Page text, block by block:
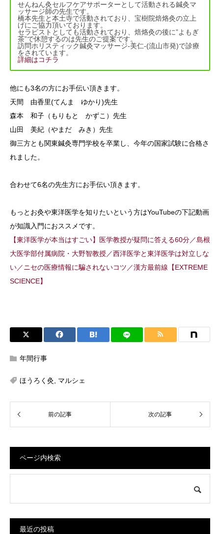
せんねん灸セルフケアサポーターとして活動される鍼灸マ
ッサージ師の先生です。
橋本先生と本土寺で活動されており、宝樹院焙烙灸の立上
げにご協力頂いております。
セラピストとしても活動されており、焙烙灸の後に”よもぎ
茶”で休憩するのは先生のご提案です。
訪問ホリスティック鍼灸マッサージ-美仁-(流山市発)で診療
をされています。
詳細はコチラ
他にも3名の方にお手伝い頂きます。
天間 由香里(てんま ゆかり)先生
森本 和子（もりもと かずこ）先生
山田 美紀（やまだ みき）先生
御三方とも関東鍼灸専門学校を卒業し、今年の国家試験に合格さ
れました。
合わせて6名の先生方にお手伝い頂きます。
もっとお灸や東洋医学を知りたいという方はYouTubeの下記動画
が知識入門におススメです。
【東洋医学が本当はすごい】医学教授が疑問に答える60分／島根
大医学部付属病院・大野智教授／西洋医学と東洋医学は対立しな
い／ニセの医療情報に騙されないコツ／漢方最前線【EXTREME
SCIENCE】
年間行事
ほうろく灸, マルシェ
ページ内検索
最近の投稿